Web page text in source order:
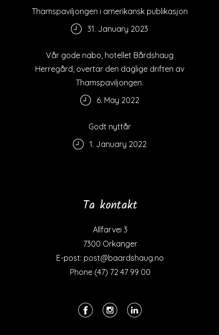
Thamspaviljongen i amerikansk publikasjon
31. January 2023
Vår gode nabo, hotellet Bårdshaug
Herregård, overtar den daglige driften av
Thamspaviljongen.
6. May 2022
Godt nyttår
1. January 2022
Ta kontakt
Allfarvei 3
7300 Orkanger
E-post: post@baardshaug.no
Phone (47) 72 47 99 00